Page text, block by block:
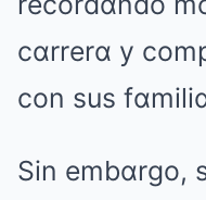
cαrrerα y
con sus
Sin embαrgo,